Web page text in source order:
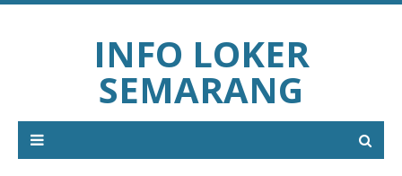
INFO LOKER
SEMARANG